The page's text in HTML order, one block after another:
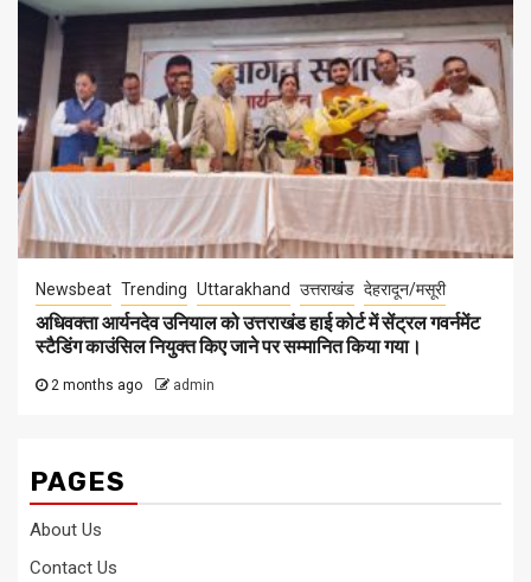
Newsbeat Trending Uttarakhand उत्तराखंड देहरादून/मसूरी
अधिवक्ता आर्यनदेव उनियाल को उत्तराखंड हाई कोर्ट में सेंट्रल गवर्नमेंट
स्टैडिंग काउंसिल नियुक्त किए जाने पर सम्मानित किया गया।
2 months ago admin
PAGES
About Us
Contact Us